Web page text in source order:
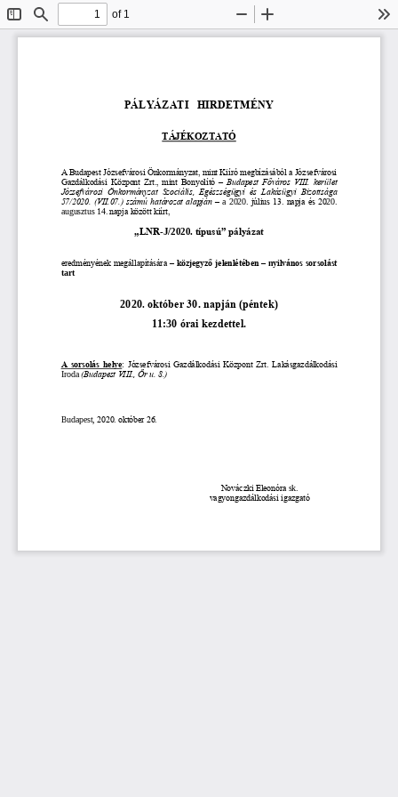
Toggle
Sidebar
Find
of 1
Zoom
Out
In
PÁLYÁZATI   HIRDETMÉNY
TÁJÉKOZTATÓ
A Budapest Józsefvárosi Önkormányzat, mint Kiíró megbízásából a Józsefvárosi
Gazdálkodási Központ Zrt., mint Bonyolító – Budapest  Főváros  VIII.  kerület
Józsefvárosi  Önkormányzat  Szociális,
Egészségügyi  és  Lakásügyi  Bizottsága
57/2020. (VII.07.) számú határozat alapján – a  2020. július 13. napja és 2020
augusztus 14. napja között kiírt,
„LNR-J/2020. típusú” pályázat
eredményének megállapítására – közjegyző jelenlétében – nyilvános sorsolást
tart
2020. október 30. napján (péntek)
1 1 :30 órai kezdettel.
A sorsolás helye: Józsefvárosi Gazdálkodási Központ Zrt . Lakásgazdálkodási
Iroda (Budapest VIII., Őr u. 8.)
Budapest, 2020. október 26.
Nováczki Eleonóra sk.
vagyongazdálkodási igazgató